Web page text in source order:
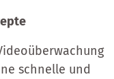
schnelle und